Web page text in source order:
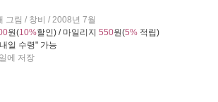
그림 / 창비 / 2008년 7월
원(10%할인) / 마일리지 550원(5% 적립)
내일 수령" 가능
에 저장